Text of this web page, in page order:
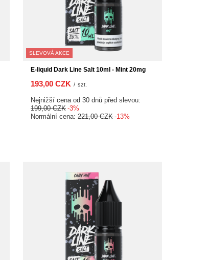
SLEVOVÁ AKCE
E-liquid Dark Line Salt 10ml - Mint 20mg
193,00 CZK / szt.
Nejnižší cena od 30 dnů před slevou:
199,00 CZK -3%
Normální cena: 221,00 CZK -13%